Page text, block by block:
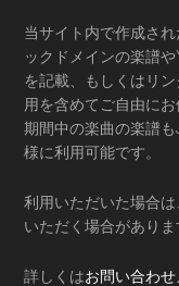
当サイト内で作成さ
ックドメインの楽譜
を記載、もしくはリ
用を含めてご自由に
期間中の楽曲の楽譜
様に利用可能です。
利用いただいた場合
いただく場合がありま
詳しくはお問い合わ